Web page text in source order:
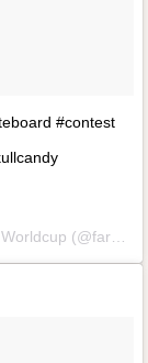
#contest